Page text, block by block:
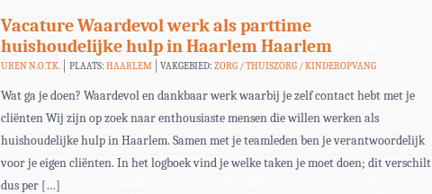
Vacature Waardevol werk als parttime
huishoudelijke hulp in Haarlem Haarlem
UREN N.O.T.K. PLAATS: HAARLEM VAKGEBIED:ZORG / THUISZORG / KINDEROPVANG
Wat ga je doen? Waardevol en dankbaar werk waarbij je zelf contact hebt met je
cliënten Wij zijn op zoek naar enthousiaste mensen die willen werken als
huishoudelijke hulp in Haarlem. Samen met je teamleden ben je verantwoordelijk
voor je eigen cliënten. In het logboek vind je welke taken je moet doen; dit verschilt
dus per […]